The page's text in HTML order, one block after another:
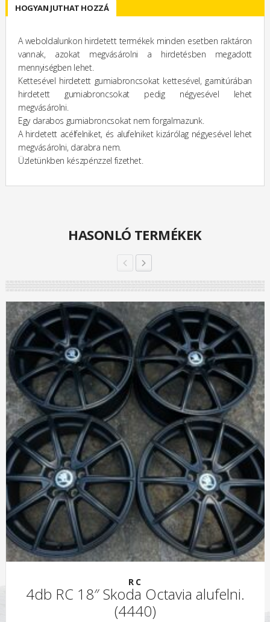
HOGYAN JUTHAT HOZZÁ
A weboldalunkon hirdetett termékek minden esetben raktáron
vannak, azokat megvásárolni a hirdetésben megadott
mennyiségben lehet.
Kettesével hirdetett gumiabroncsokat kettesével, garnitúrában
hirdetett gumiabroncsokat pedig négyesével lehet
megvásárolni.
Egy darabos gumiabroncsokat nem forgalmazunk.
A hirdetett acélfelniket, és alufelniket kizárólag négyesével lehet
megvásárolni, darabra nem.
Üzletünkben készpénzzel fizethet.
HASONLÓ TERMÉKEK
RC
4db RC 18″ Skoda Octavia alufelni.
(4440)